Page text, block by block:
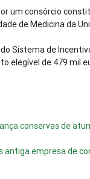
um consórcio
de Medicina da
Sistema de
elegível de 479 mil
conservas de
antiga empresa de